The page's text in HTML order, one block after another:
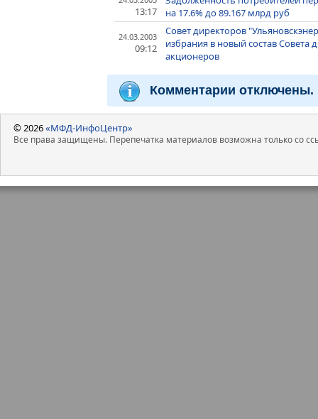
13:17
на 17.6% до 89.167 млрд руб
24.03.2003
09:12
Совет директоров
избрания в новый состав
акционеров
Комментарии отключены.
© 2026«МФД-ИнфоЦентр»
Все права защищены. Перепечатка материалов возможна только со